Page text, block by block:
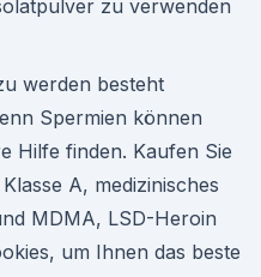
werden besteht
Spermien können
Hilfe finden. Kaufen Sie
A, medizinisches
MDMA, LSD-Heroin
um Ihnen das beste